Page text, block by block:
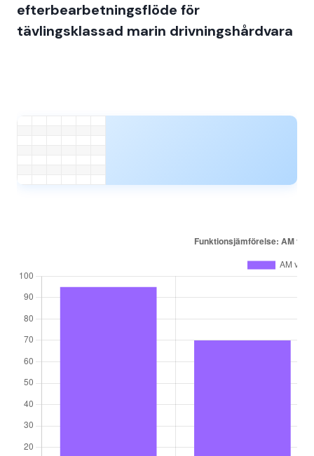
efterbearbetningsflöde för
tävlingsklassad marin drivningshårdvara